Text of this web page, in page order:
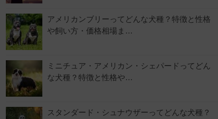
アメリカンブリーってどんな犬種？特徴と性格
や飼い方・価格相場ま…
ミニチュア・アメリカン・シェパードってどん
な犬種？特徴と性格や…
スタンダード・シュナウザーってどんな犬種？